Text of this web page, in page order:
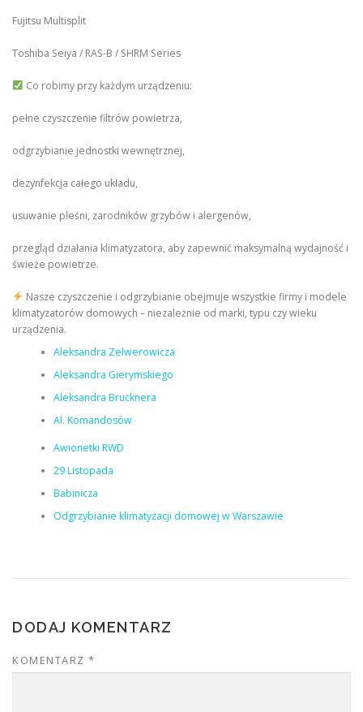
Fujitsu Multisplit
Toshiba Seiya / RAS-B / SHRM Series
Co robimy przy każdym urządzeniu:
pełne czyszczenie filtrów powietrza,
odgrzybianie jednostki wewnętrznej,
dezynfekcja całego układu,
usuwanie pleśni, zarodników grzybów i alergenów,
przegląd działania klimatyzatora, aby zapewnić maksymalną wydajność i
świeże powietrze.
Nasze czyszczenie i odgrzybianie obejmuje wszystkie firmy i modele
klimatyzatorów domowych – niezależnie od marki, typu czy wieku
urządzenia.
Aleksandra Zelwerowicza
Aleksandra Gierymskiego
Aleksandra Brucknera
Al. Komandosów
Awionetki RWD
29 Listopada
Babinicza
Odgrzybianie klimatyzacji domowej w Warszawie
DODAJ KOMENTARZ
KOMENTARZ *